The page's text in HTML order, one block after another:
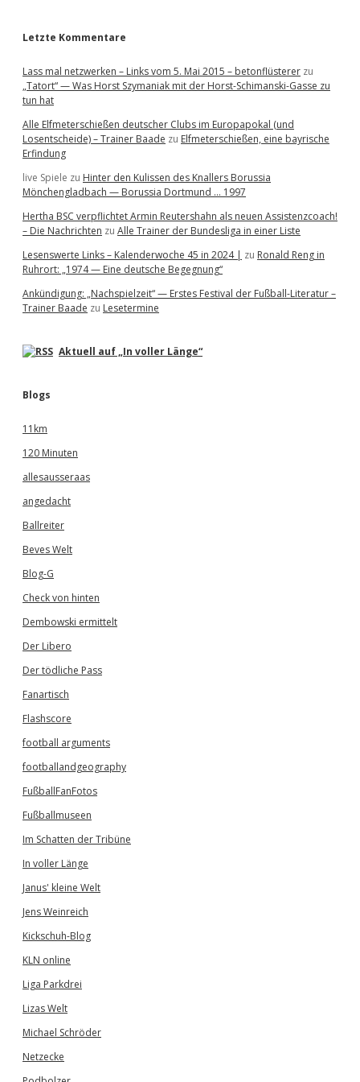
Letzte Kommentare
Lass mal netzwerken – Links vom 5. Mai 2015 – betonflüsterer zu
„Tatort“ — Was Horst Szymaniak mit der Horst-Schimanski-Gasse zu
tun hat
Alle Elfmeterschießen deutscher Clubs im Europapokal (und
Losentscheide) – Trainer Baade zu Elfmeterschießen, eine bayrische
Erfindung
live Spiele zu Hinter den Kulissen des Knallers Borussia
Mönchengladbach — Borussia Dortmund … 1997
Hertha BSC verpflichtet Armin Reutershahn als neuen Assistenzcoach!
– Die Nachrichten zu Alle Trainer der Bundesliga in einer Liste
Lesenswerte Links – Kalenderwoche 45 in 2024 | zu Ronald Reng in
Ruhrort: „1974 — Eine deutsche Begegnung“
Ankündigung: „Nachspielzeit“ — Erstes Festival der Fußball-Literatur –
Trainer Baade zu Lesetermine
Aktuell auf „In voller Länge“
Blogs
11km
120 Minuten
allesausseraas
angedacht
Ballreiter
Beves Welt
Blog-G
Check von hinten
Dembowski ermittelt
Der Libero
Der tödliche Pass
Fanartisch
Flashscore
football arguments
footballandgeography
FußballFanFotos
Fußballmuseen
Im Schatten der Tribüne
In voller Länge
Janus' kleine Welt
Jens Weinreich
Kickschuh-Blog
KLN online
Liga Parkdrei
Lizas Welt
Michael Schröder
Netzecke